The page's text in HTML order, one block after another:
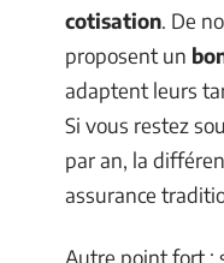
cotisation. De
proposent un
adaptent leurs
Si vous restez
par an, la
assurance
Autre point fort :